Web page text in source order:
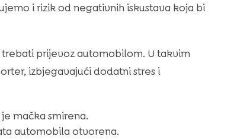
i rizik od negativnih iskustava koja bi
prijevoz automobilom. U takvim
izbjegavajući dodatni stres i
mačka smirena.
automobila otvorena.